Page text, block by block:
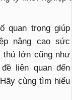
quan trọng giúp
nâng cao sức
thủ lớn cũng như
liên quan đến
cùng tìm hiểu